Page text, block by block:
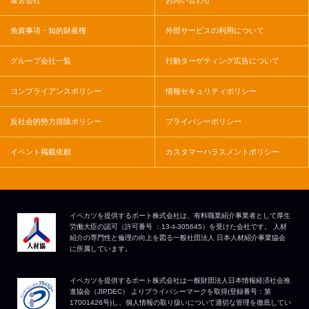
免責事項・知的財産権 外部サービスの利用について
グループ会社一覧 行動ターゲティング広告について
コンプライアンスポリシー 情報セキュリティポリシー
反社会的勢力排除ポリシー プライバシーポリシー
イベント掲載依頼 カスタマーハラスメントポリシー